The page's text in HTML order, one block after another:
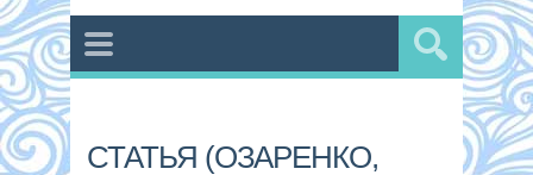
СТАТЬЯ (ОЗАРЕНКО,